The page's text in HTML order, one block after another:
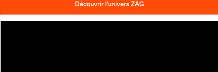
Découvrir l'univers ZAG